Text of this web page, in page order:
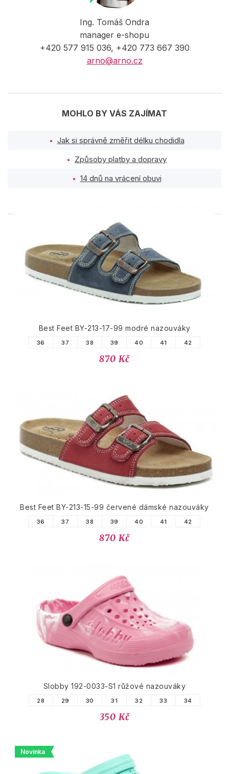
Ing. Tomáš Ondra
manager e-shopu
+420 577 915 036, +420 773 667 390
arno@arno.cz
MOHLO BY VÁS ZAJÍMAT
Jak si správně změřit délku chodidla
Způsoby platby a dopravy
14 dnů na vrácení obuvi
PODOBNÉ PRODUKTY
Best Feet BY-213-17-99 modré nazouváky
36 37 38 39 40 41 42
870 Kč
Best Feet BY-213-15-99 červené dámské nazouváky
36 37 38 39 40 41 42
870 Kč
Slobby 192-0033-S1 růžové nazouváky
28 29 30 31 32 33 34
350 Kč
Novinka